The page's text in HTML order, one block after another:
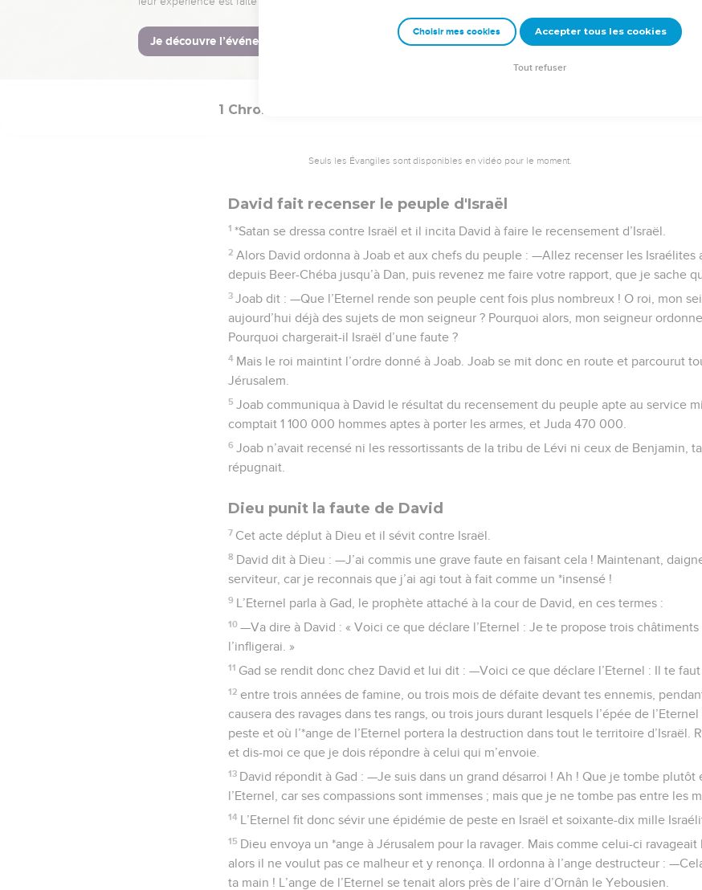
8 Ces descendants de Rapha, nés à Gath, succombèrent devant David et ses
La Bible Du Semeur Copyright © 1992, 1999 by Biblica, Inc.® Used by permission. All rights
1 Chroniques
Seuls les Évangiles sont disponibles en vidéo pour le moment.
David fait recenser le peuple d'Israël
1 *Satan se dressa contre Israël et il incita David à faire le recensement d’Israël.
2 Alors David ordonna à Joab et aux chefs du peuple : —Allez recenser les Israélites
depuis Beer-Chéba jusqu’à Dan, puis revenez me faire votre rapport, que je sache
3 Joab dit : —Que l’Eternel rende son peuple cent fois plus nombreux ! O roi, mon
aujourd’hui déjà des sujets de mon seigneur ? Pourquoi alors, mon seigneur
Pourquoi chargerait-il Israël d’une faute ?
4 Mais le roi maintint l’ordre donné à Joab. Joab se mit donc en route et parcourut
Jérusalem.
5 Joab communiqua à David le résultat du recensement du peuple apte au service
comptait 1 100 000 hommes aptes à porter les armes, et Juda 470 000.
6 Joab n’avait recensé ni les ressortissants de la tribu de Lévi ni ceux de Benjamin,
répugnait.
Dieu punit la faute de David
7 Cet acte déplut à Dieu et il sévit contre Israël.
8 David dit à Dieu : —J’ai commis une grave faute en faisant cela ! Maintenant,
serviteur, car je reconnais que j’ai agi tout à fait comme un *insensé !
9 L’Eternel parla à Gad, le prophète attaché à la cour de David, en ces termes :
10 —Va dire à David : « Voici ce que déclare l’Eternel : Je te propose trois châtiments
l’infligerai. »
11 Gad se rendit donc chez David et lui dit : —Voici ce que déclare l’Eternel : Il te
12 entre trois années de famine, ou trois mois de défaite devant tes ennemis,
causera des ravages dans tes rangs, ou trois jours durant lesquels l’épée de
peste et où l’*ange de l’Eternel portera la destruction dans tout le territoire d’Israël.
et dis-moi ce que je dois répondre à celui qui m’envoie.
13 David répondit à Gad : —Je suis dans un grand désarroi ! Ah ! Que je tombe plutôt
l’Eternel, car ses compassions sont immenses ; mais que je ne tombe pas entre les
14 L’Eternel fit donc sévir une épidémie de peste en Israël et soixante-dix mille
15 Dieu envoya un *ange à Jérusalem pour la ravager. Mais comme celui-ci ravageait
alors il ne voulut pas ce malheur et y renonça. Il ordonna à l’ange destructeur :
ta main ! L’ange de l’Eternel se tenait alors près de l’aire d’Ornân le Yebousien.
Choisir mes cookies Accepter tous les cookies
Tout refuser